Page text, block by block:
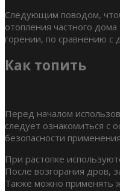
Следующим поводом,
отопления частного
горении, по сравнению с
Как топить
Перед началом
следует ознакомиться с
безопасности
При растопке
После возгорания дров,
Также можно применять